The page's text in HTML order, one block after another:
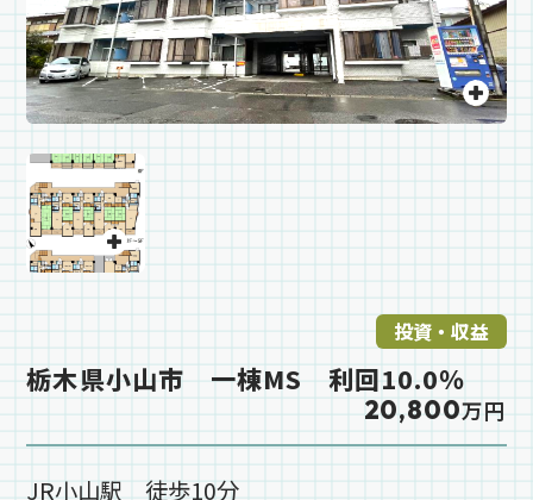
投資・収益
栃木県小山市 一棟MS 利回10.0％
20,800万円
JR小山駅 徒歩10分